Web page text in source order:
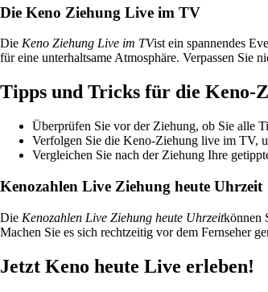
Die Keno Ziehung Live im TV
Die Keno Ziehung Live im TVist ein spannendes
für eine unterhaltsame Atmosphäre. Verpassen Sie
Tipps und Tricks für die Keno-
Überprüfen Sie vor der Ziehung, ob Sie alle
Verfolgen Sie die Keno-Ziehung live im TV,
Vergleichen Sie nach der Ziehung Ihre
Kenozahlen Live Ziehung heute Uhrzeit
Die Kenozahlen Live Ziehung heute Uhrzeitkönnen
Machen Sie es sich rechtzeitig vor dem Fernseher
Jetzt Keno heute Live erleben!